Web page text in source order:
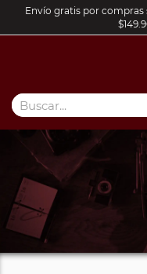
Envío gratis por compras